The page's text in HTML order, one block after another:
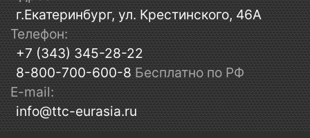
г.Екатеринбург, ул. Крестинского, 46А
Телефон:
+7 (343) 345-28-22
8-800-700-600-8 Бесплатно по РФ
E-mail:
info@ttc-eurasia.ru